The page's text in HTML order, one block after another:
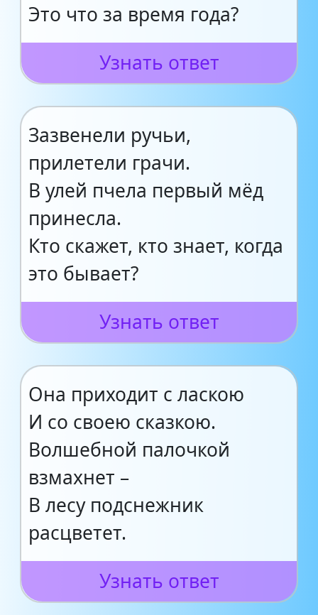
Это что за время года?
Узнать ответ
Зазвенели ручьи,
прилетели грачи.
В улей пчела первый мёд
принесла.
Кто скажет, кто знает, когда
это бывает?
Узнать ответ
Она приходит с ласкою
И со своею сказкою.
Волшебной палочкой
взмахнет –
В лесу подснежник
расцветет.
Узнать ответ